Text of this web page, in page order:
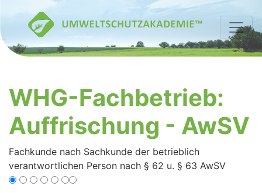
WHG-Fachbetrieb:
Auffrischung - AwSV
Fachkunde nach Sachkunde der betrieblich
verantwortlichen Person nach § 62 u. § 63 AwSV